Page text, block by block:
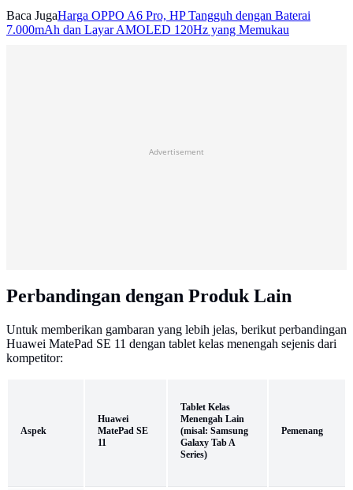
Baca JugaHarga OPPO A6 Pro, HP Tangguh dengan Baterai
7.000mAh dan Layar AMOLED 120Hz yang Memukau
Advertisement
Perbandingan dengan Produk Lain
Untuk memberikan gambaran yang lebih jelas, berikut perbandingan
Huawei MatePad SE 11 dengan tablet kelas menengah sejenis dari
kompetitor:
Aspek
Huawei
MatePad SE
11
Tablet Kelas
Menengah Lain
(misal: Samsung
Galaxy Tab A
Series)
Pemenang